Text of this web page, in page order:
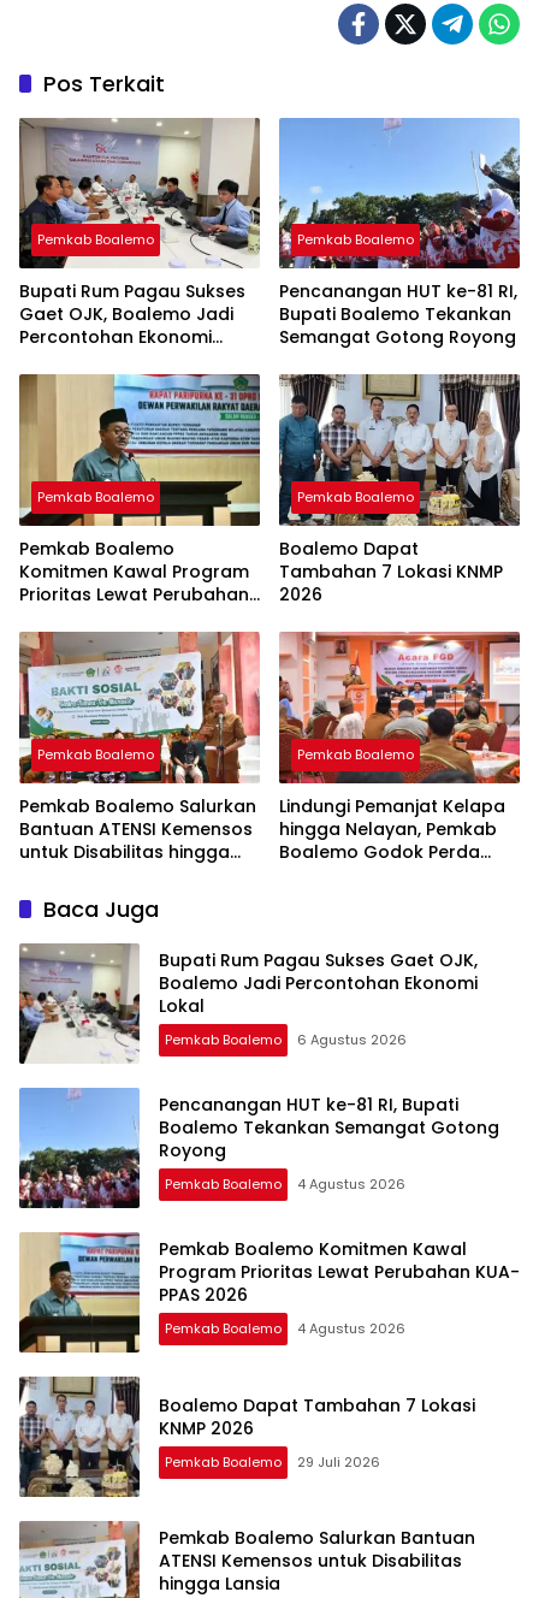
Pos Terkait
Pemkab Boalemo
Bupati Rum Pagau Sukses
Gaet OJK, Boalemo Jadi
Percontohan Ekonomi
Pemkab Boalemo
Pencanangan HUT ke-81 RI,
Bupati Boalemo Tekankan
Semangat Gotong Royong
Pemkab Boalemo
Pemkab Boalemo
Komitmen Kawal Program
Prioritas Lewat Perubahan
Pemkab Boalemo
Boalemo Dapat
Tambahan 7 Lokasi KNMP
2026
Pemkab Boalemo
Pemkab Boalemo Salurkan
Bantuan ATENSI Kemensos
untuk Disabilitas hingga
Pemkab Boalemo
Lindungi Pemanjat Kelapa
hingga Nelayan, Pemkab
Boalemo Godok Perda
Baca Juga
Bupati Rum Pagau Sukses Gaet OJK,
Boalemo Jadi Percontohan Ekonomi
Lokal
Pemkab Boalemo 6 Agustus 2026
Pencanangan HUT ke-81 RI, Bupati
Boalemo Tekankan Semangat Gotong
Royong
Pemkab Boalemo 4 Agustus 2026
Pemkab Boalemo Komitmen Kawal
Program Prioritas Lewat Perubahan KUA-
PPAS 2026
Pemkab Boalemo 4 Agustus 2026
Boalemo Dapat Tambahan 7 Lokasi
KNMP 2026
Pemkab Boalemo 29 Juli 2026
Pemkab Boalemo Salurkan Bantuan
ATENSI Kemensos untuk Disabilitas
hingga Lansia